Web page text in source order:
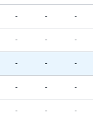
- - -
- - -
- - -
- - -
- - -